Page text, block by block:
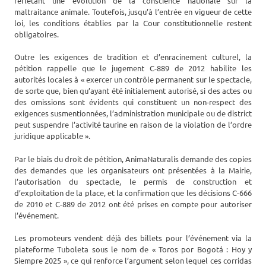
maltraitance animale. Toutefois, jusqu’à l’entrée en vigueur de cette
loi, les conditions établies par la Cour constitutionnelle restent
obligatoires.
Outre les exigences de tradition et d’enracinement culturel, la
pétition rappelle que le jugement C-889 de 2012 habilite les
autorités locales à « exercer un contrôle permanent sur le spectacle,
de sorte que, bien qu’ayant été initialement autorisé, si des actes ou
des omissions sont évidents qui constituent un non-respect des
exigences susmentionnées, l’administration municipale ou de district
peut suspendre l’activité taurine en raison de la violation de l’ordre
juridique applicable ».
Par le biais du droit de pétition, AnimaNaturalis demande des copies
des demandes que les organisateurs ont présentées à la Mairie,
l’autorisation du spectacle, le permis de construction et
d’exploitation de la place, et la confirmation que les décisions C-666
de 2010 et C-889 de 2012 ont été prises en compte pour autoriser
l’événement.
Les promoteurs vendent déjà des billets pour l’événement via la
plateforme Tuboleta sous le nom de « Toros por Bogotá : Hoy y
Siempre 2025 », ce qui renforce l’argument selon lequel ces corridas